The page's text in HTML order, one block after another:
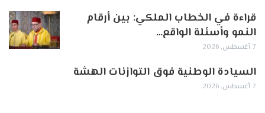
قراءة في الخطاب الملكي: بين أرقام
النمو وأسئلة الواقع…
7 أغسطس, 2026
السيادة الوطنية فوق التوازنات الهشة
7 أغسطس, 2026